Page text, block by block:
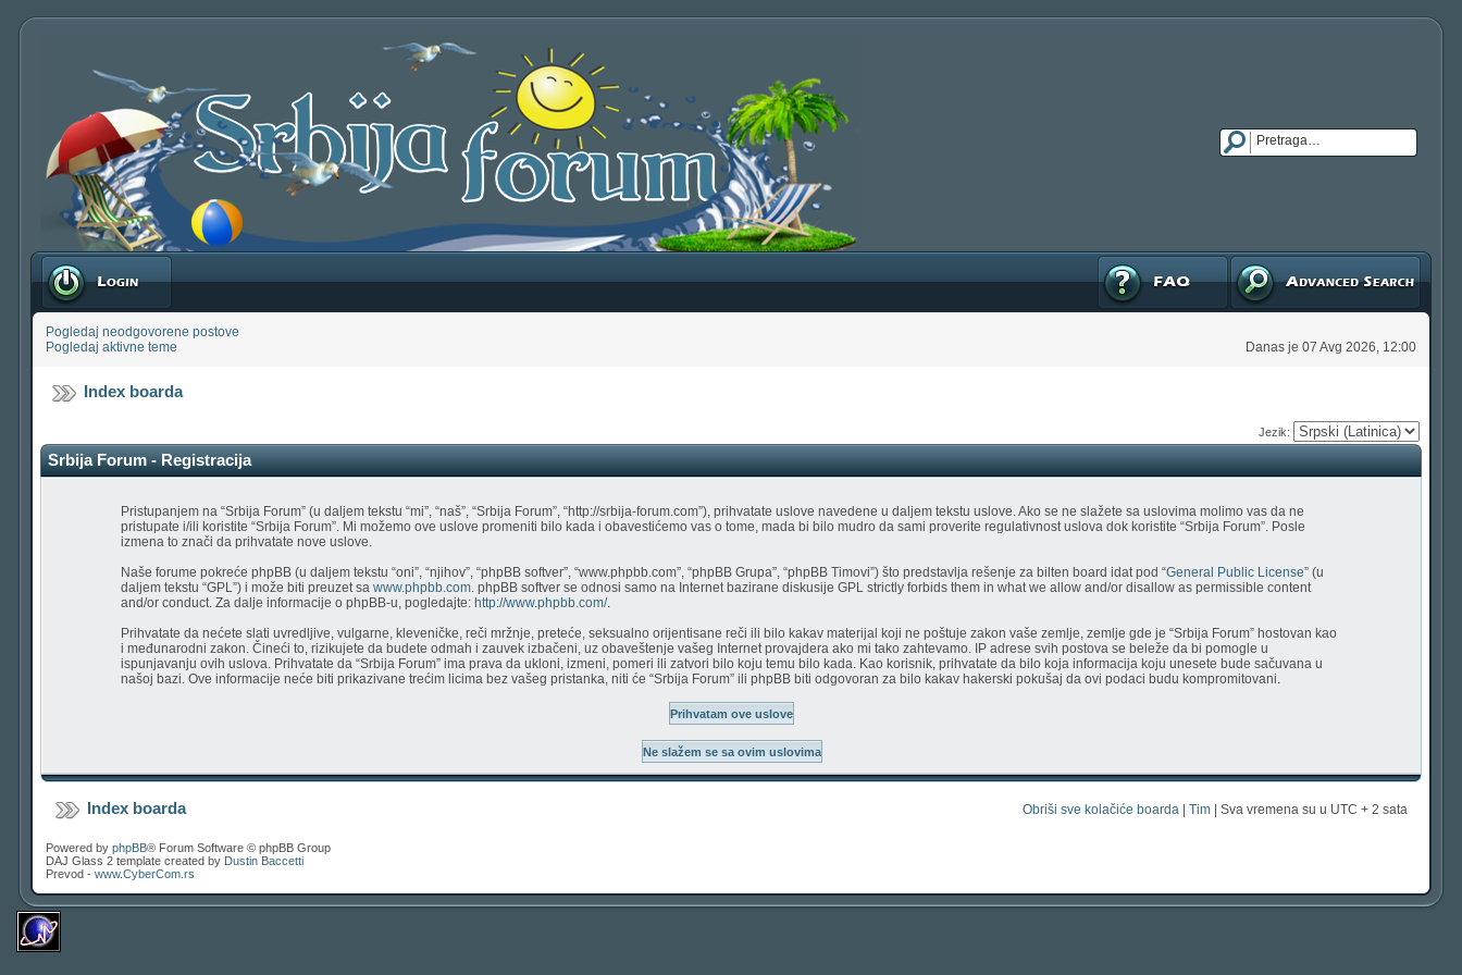
Prijavite se Napredna pretraga
FAQ
Pogledaj neodgovorene postove
Pogledaj aktivne teme
Danas je 07 Avg 2026, 12:00
Index boarda
Jezik:
Srbija Forum - Registracija
Pristupanjem na “Srbija Forum” (u daljem tekstu “mi”, “naš”, “Srbija Forum”, “http://srbija-forum.com”), prihvatate uslove navedene u daljem tekstu uslove. Ako se ne slažete sa uslovima molimo vas da ne
pristupate i/ili koristite “Srbija Forum”. Mi možemo ove uslove promeniti bilo kada i obavestićemo vas o tome, mada bi bilo mudro da sami proverite regulativnost uslova dok koristite “Srbija Forum”. Posle
izmena to znači da prihvatate nove uslove.
Naše forume pokreće phpBB (u daljem tekstu “oni”, “njihov”, “phpBB softver”, “www.phpbb.com”, “phpBB Grupa”, “phpBB Timovi”) što predstavlja rešenje za bilten board idat pod “General Public License” (u
daljem tekstu “GPL”) i može biti preuzet sa www.phpbb.com. phpBB softver se odnosi samo na Internet bazirane diskusije GPL strictly forbids them in what we allow and/or disallow as permissible content
and/or conduct. Za dalje informacije o phpBB-u, pogledajte: http://www.phpbb.com/.
Prihvatate da nećete slati uvredljive, vulgarne, kleveničke, reči mržnje, preteće, seksualno orijentisane reči ili bilo kakav materijal koji ne poštuje zakon vaše zemlje, zemlje gde je “Srbija Forum” hostovan kao
i međunarodni zakon. Čineći to, rizikujete da budete odmah i zauvek izbačeni, uz obaveštenje vašeg Internet provajdera ako mi tako zahtevamo. IP adrese svih postova se beleže da bi pomogle u
ispunjavanju ovih uslova. Prihvatate da “Srbija Forum” ima prava da ukloni, izmeni, pomeri ili zatvori bilo koju temu bilo kada. Kao korisnik, prihvatate da bilo koja informacija koju unesete bude sačuvana u
našoj bazi. Ove informacije neće biti prikazivane trećim licima bez vašeg pristanka, niti će “Srbija Forum” ili phpBB biti odgovoran za bilo kakav hakerski pokušaj da ovi podaci budu kompromitovani.
Index boarda Obriši sve kolačiće boarda Tim | Sva vremena su u UTC + 2 sata
Powered by phpBB® Forum Software © phpBB Group
DAJ Glass 2 template created by Dustin Baccetti
Prevod - www.CyberCom.rs